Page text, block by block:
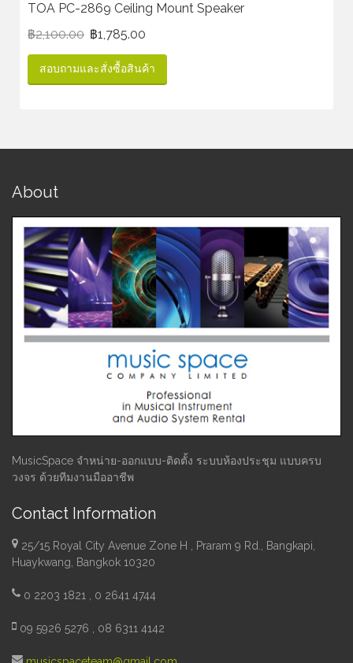
TOA PC-2869 Ceiling Mount Speaker
฿2,100.00 ฿1,785.00
สอบถามและสั่งซื้อสินค้า
About
MusicSpace จำหน่าย-ออกแบบ-ติดตั้ง ระบบห้องประชุม แบบครบ
วงจร ด้วยทีมงานมืออาชีพ
Contact Information
25/15 Royal City Avenue Zone H , Praram 9 Rd., Bangkapi,
Huaykwang, Bangkok 10320
0 2203 1821 , 0 2641 4744
09 5926 5276 , 08 6311 4142